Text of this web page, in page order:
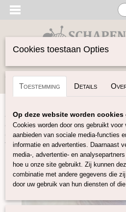
Inloggen Registreren
Home>Vilten>Kleuren-sets>
Bamboo Merino lontwol Mix
LOOPT UIT
Cookies toestaan Opties
Toestemming Details
Op deze website worden
Cookies worden door ons gebruikt
aanbieden van sociale media-functies
informatie en advertenties. Daarnaast
media-, advertentie- en
hoe u onze site gebruikt. Zij kunnen
combinatie met andere gegevens die
door uw gebruik van hun diensten of